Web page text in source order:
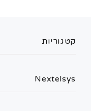
קטגוריות
Nextelsys